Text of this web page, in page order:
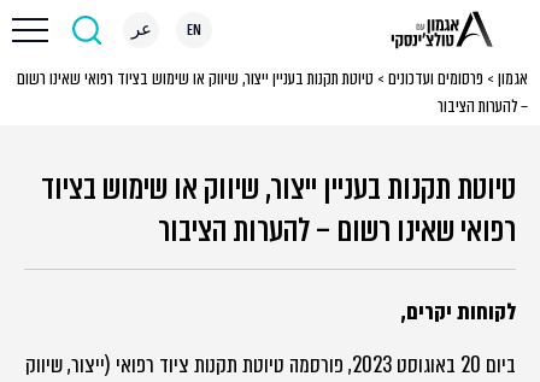
EN عر
אגמון > פרסומים ועדכונים > טיוטת תקנות בעניין ייצור, שיווק או שימוש בציוד רפואי שאינו רשום
– להערות הציבור
טיוטת תקנות בעניין ייצור, שיווק או שימוש בציוד
רפואי שאינו רשום – להערות הציבור
לקוחות יקרים,
ביום 20 באוגוסט 2023, פורסמה טיוטת תקנות ציוד רפואי (ייצור, שיווק